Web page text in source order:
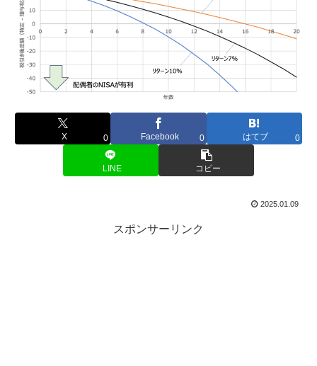
X 0 Facebook 0 はてブ 0
LINE コピー
2025.01.09
スポンサーリンク